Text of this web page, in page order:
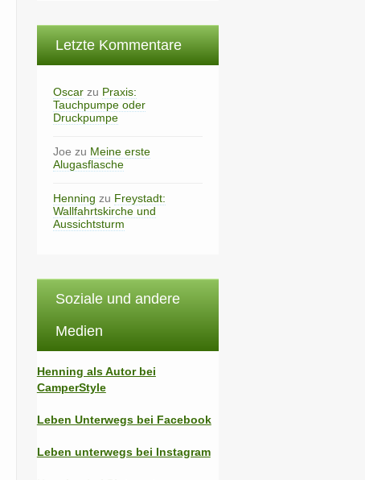
Letzte Kommentare
Oscarzu Praxis:
Tauchpumpe oder
Druckpumpe
Joe zu Meine erste
Alugasflasche
Henning zu Freystadt:
Wallfahrtskirche und
Aussichtsturm
Soziale und andere
Medien
Henning als Autor bei
CamperStyle
Leben Unterwegs bei Facebook
Leben unterwegs bei Instagram